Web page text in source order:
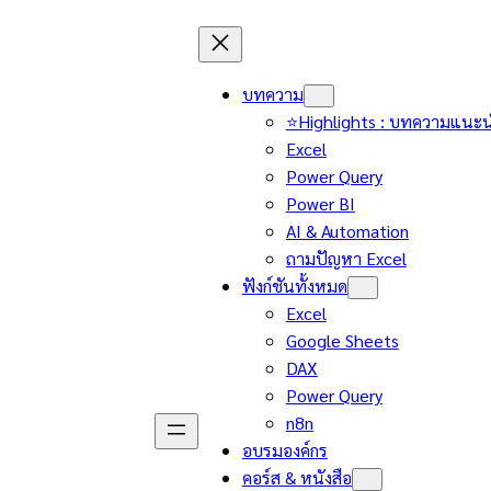
บทความ
⭐Highlights : บทความแนะ
Excel
Power Query
Power BI
AI & Automation
ถามปัญหา Excel
ฟังก์ชันทั้งหมด
Excel
Google Sheets
DAX
Power Query
n8n
อบรมองค์กร
คอร์ส & หนังสือ